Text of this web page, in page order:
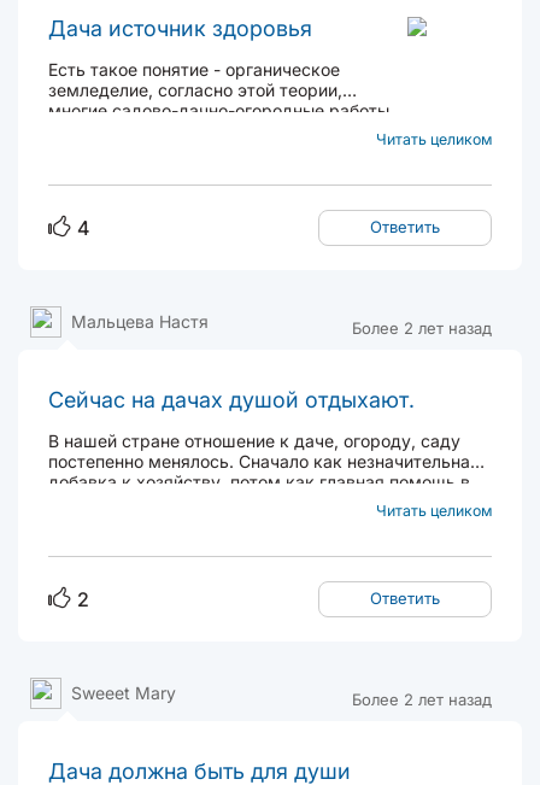
Дача источник здоровья
Есть такое понятие - органическое
земледелие, согласно этой теории,
многие садово-дачно-огородные работы
являются по сути лишними и несут вред
земле. Например, перекопка всей земли
голой черной земли. Или
подкармливание бесконечное и т.д....
Читать целиком
4 Ответить
Более 2 лет назад
Мальцева Настя
Сейчас на дачах душой отдыхают.
В нашей стране отношение к даче, огороду, саду
постепенно менялось. Сначало как незначительная
добавка к хозяйству, потом как главная помощь в
выживании, сейчас как курортный оазис. У нас в
деревне участок почти в 100 соток, на нем много
Читать целиком
2 Ответить
Более 2 лет назад
Sweeet Mary
Дача должна быть для души